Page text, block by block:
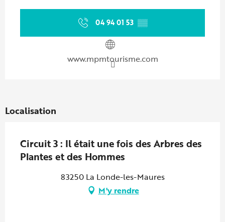
04 94 01 53 ▒▒
www.mpmtourisme.com
Localisation
Circuit 3 : Il était une fois des Arbres des
Plantes et des Hommes
83250 La Londe-les-Maures
M'y rendre